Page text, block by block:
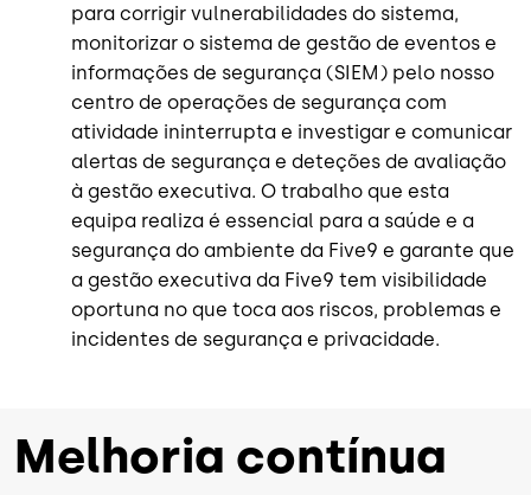
para corrigir vulnerabilidades do sistema,
monitorizar o sistema de gestão de eventos e
informações de segurança (SIEM) pelo nosso
centro de operações de segurança com
atividade ininterrupta e investigar e comunicar
alertas de segurança e deteções de avaliação
à gestão executiva. O trabalho que esta
equipa realiza é essencial para a saúde e a
segurança do ambiente da Five9 e garante que
a gestão executiva da Five9 tem visibilidade
oportuna no que toca aos riscos, problemas e
incidentes de segurança e privacidade.
Melhoria contínua